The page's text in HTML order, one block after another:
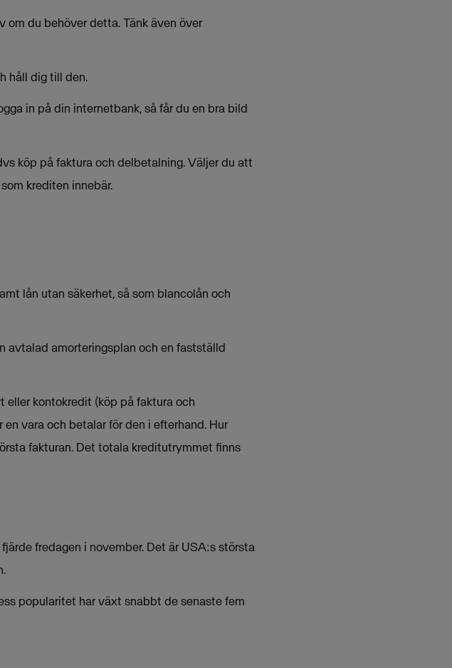
om du behöver detta. Tänk även över
håll dig till den.
in på din internetbank, så får du en bra bild
köp på faktura och delbetalning. Väljer du att
krediten innebär.
lån utan säkerhet, så som blancolån och
avtalad amorteringsplan och en fastställd
eller kontokredit (köp på faktura och
vara och betalar för den i efterhand. Hur
fakturan. Det totala kreditutrymmet finns
fredagen i november. Det är USA:s största
popularitet har växt snabbt de senaste fem